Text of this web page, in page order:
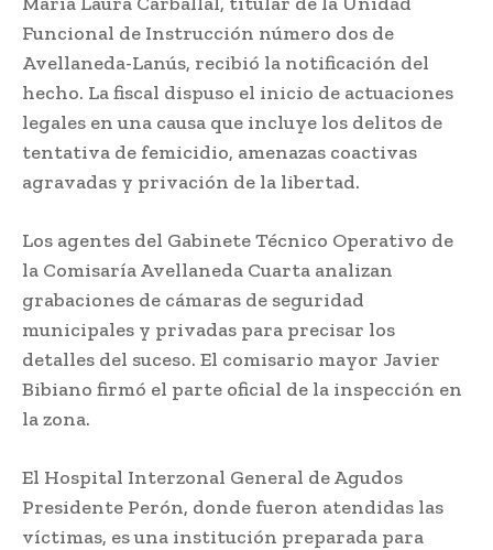
Funcional de Instrucción número dos de
Avellaneda-Lanús, recibió la notificación del
hecho. La fiscal dispuso el inicio de actuaciones
legales en una causa que incluye los delitos de
tentativa de femicidio, amenazas coactivas
agravadas y privación de la libertad.
Los agentes del Gabinete Técnico Operativo de
la Comisaría Avellaneda Cuarta analizan
grabaciones de cámaras de seguridad
municipales y privadas para precisar los
detalles del suceso. El comisario mayor Javier
Bibiano firmó el parte oficial de la inspección en
la zona.
El Hospital Interzonal General de Agudos
Presidente Perón, donde fueron atendidas las
víctimas, es una institución preparada para